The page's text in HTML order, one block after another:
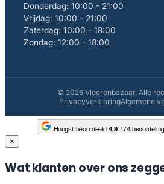
Donderdag: 10:00 - 21:00
Vrijdag: 10:00 - 21:00
Zaterdag: 10:00 - 18:00
Zondag: 12:00 - 18:00
© 2026 Vloerenbazaar. Alle
PrivacyverklaringAlgemene
Hoogst beoordeeld 4,9 174
×
Wat klanten over ons